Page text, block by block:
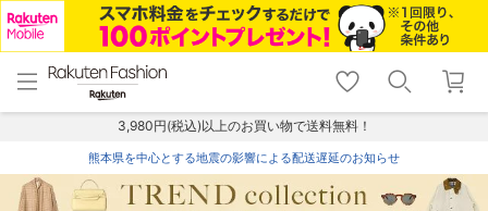
menu home
トップ
shopping_cart lock_outline
ログイン
3,980円(税込)以上のお買い物で送料無料！
熊本県を中心とする地震の影響による配送遅延のお知らせ